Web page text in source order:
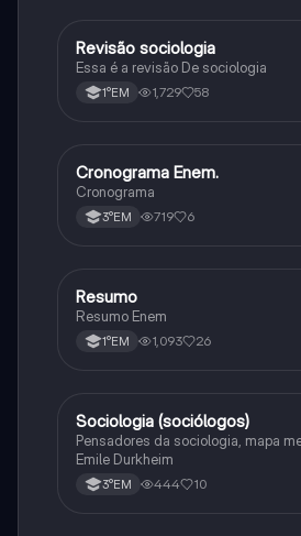
Sociologia
Revisão sociologia
Essa é a revisão De sociologia
1°EM 1,729 58
Geografia
Cronograma Enem.
Cronograma
3°EM 719 6
Geografia
Resumo
Resumo Enem
1°EM 1,093 26
Sociologia
Sociologia (sociólogos)
Pensadores da sociologia, mapa
Emile Durkheim
3°EM 444 10